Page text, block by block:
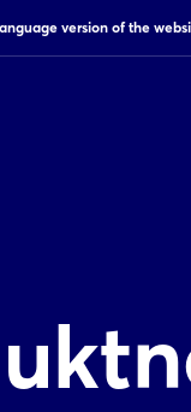
version of the